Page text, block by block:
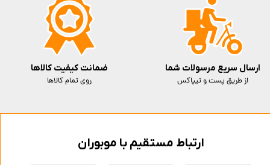
ارتباط مستقیم با موبوران
ارسال سریع مرسولات شما
از طریق پست و تیپاکس
ضمانت کیفیت کالاها
روی تمام کالاها